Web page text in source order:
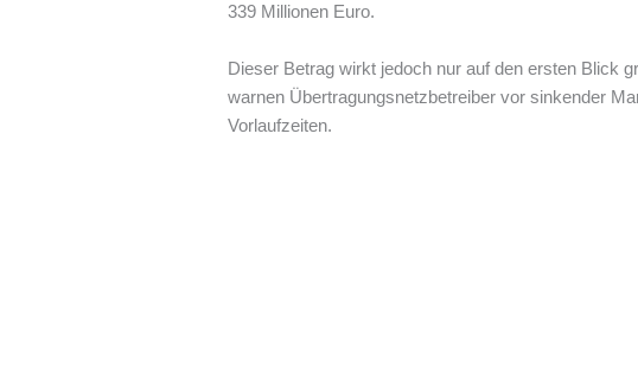
339 Millionen Euro.
Dieser Betrag wirkt jedoch nur auf den ersten Blick
warnen Übertragungsnetzbetreiber vor sinkender
Vorlaufzeiten.